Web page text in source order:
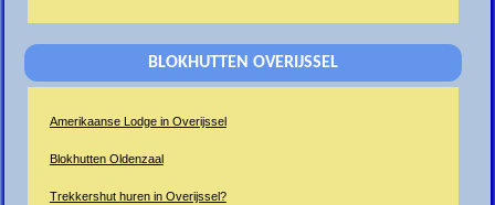
BLOKHUTTEN OVERIJSSEL
Amerikaanse Lodge in Overijssel
Blokhutten Oldenzaal
Trekkershut huren in Overijssel?